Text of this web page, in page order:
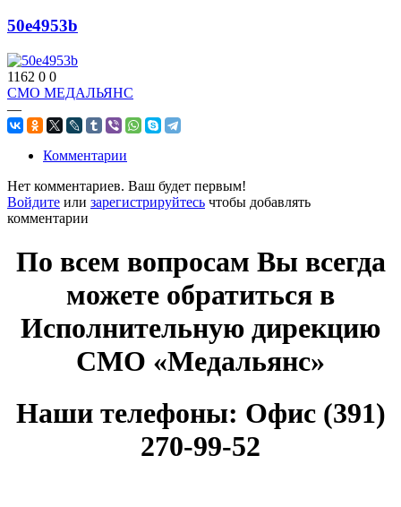
50e4953b
1162 0 0
СМО МЕДАЛЬЯНС
—
Комментарии
Нет комментариев. Ваш будет первым!
Войдите или зарегистрируйтесь чтобы добавлять
комментарии
По всем вопросам Вы всегда
можете обратиться в
Исполнительную дирекцию
СМО «Медальянс»
Наши телефоны: Офис (391)
270-99-52